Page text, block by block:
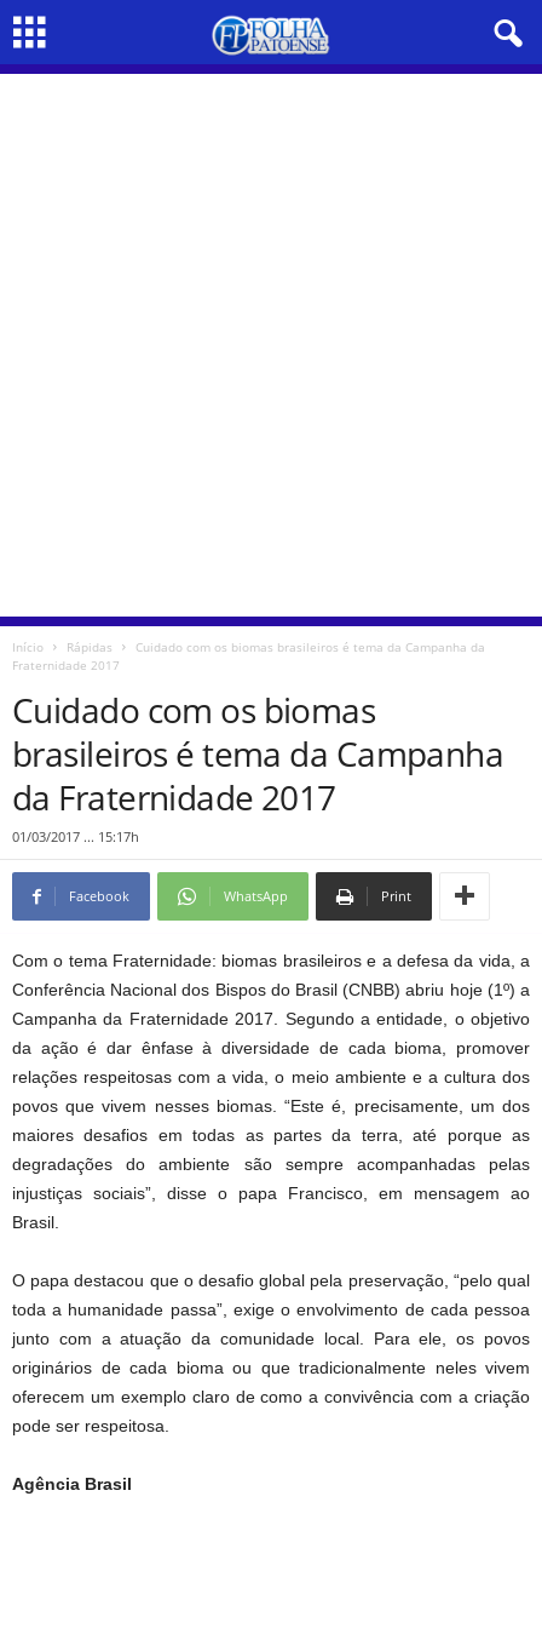
Início Rápidas
Cuidado com os biomas brasileiros é tema da Campanha da
Fraternidade 2017
Cuidado com os biomas
brasileiros é tema da Campanha
da Fraternidade 2017
01/03/2017 ... 15:17h
Facebook WhatsApp Print
Com o tema Fraternidade: biomas brasileiros e a defesa da vida, a
Conferência Nacional dos Bispos do Brasil (CNBB) abriu hoje (1º) a
Campanha da Fraternidade 2017. Segundo a entidade, o objetivo
da ação é dar ênfase à diversidade de cada bioma, promover
relações respeitosas com a vida, o meio ambiente e a cultura dos
povos que vivem nesses biomas. “Este é, precisamente, um dos
maiores desafios em todas as partes da terra, até porque as
degradações do ambiente são sempre acompanhadas pelas
injustiças sociais”, disse o papa Francisco, em mensagem ao
Brasil.
O papa destacou que o desafio global pela preservação, “pelo qual
toda a humanidade passa”, exige o envolvimento de cada pessoa
junto com a atuação da comunidade local. Para ele, os povos
originários de cada bioma ou que tradicionalmente neles vivem
oferecem um exemplo claro de como a convivência com a criação
pode ser respeitosa.
Agência Brasil